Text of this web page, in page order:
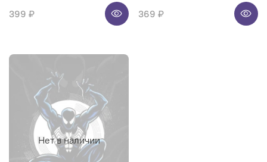
399 ₽
369 ₽
Нет в наличии